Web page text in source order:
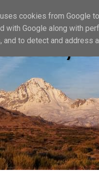
cookies from Google
with Google along with
and to detect and address